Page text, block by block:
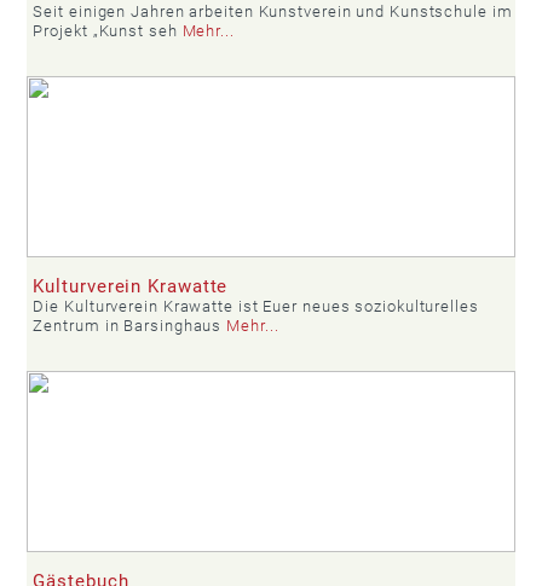
Seit einigen Jahren arbeiten Kunstverein und Kunstschule im
Projekt „Kunst seh Mehr...
Kulturverein Krawatte
Die Kulturverein Krawatte ist Euer neues soziokulturelles
Zentrum in Barsinghaus Mehr...
Gästebuch